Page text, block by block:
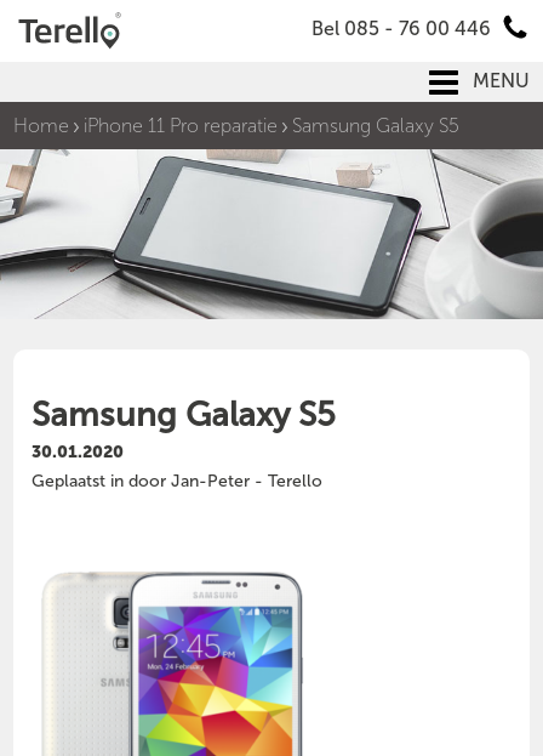
Bel 085 - 76 00 446
MENU
Home
iPhone 11 Pro reparatie Samsung Galaxy S5
Samsung Galaxy S5
30.01.2020
Geplaatst in door Jan-Peter - Terello